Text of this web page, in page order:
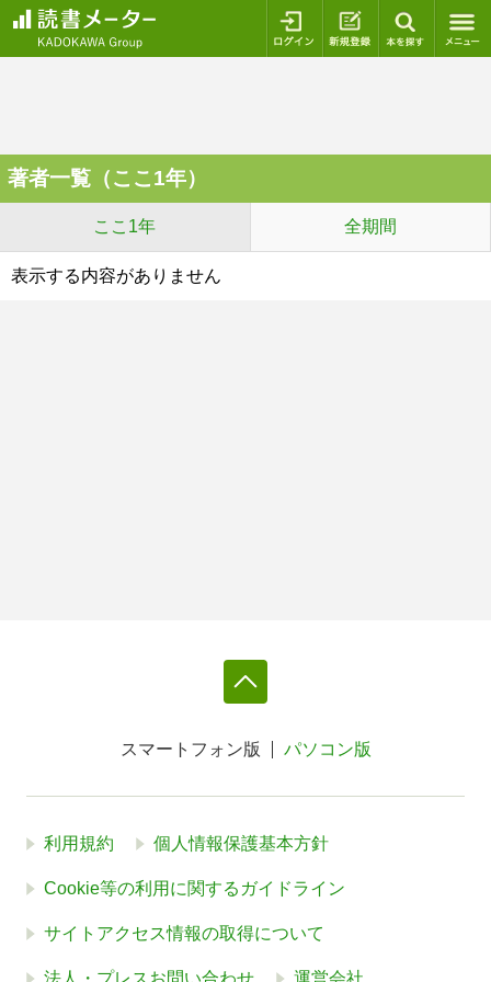
ログイン 新規登録
著者一覧（ここ1年）
ここ1年 全期間
表示する内容がありません
スマートフォン版 パソコン版
利用規約 個人情報保護基本方針
Cookie等の利用に関するガイドライン
サイトアクセス情報の取得について
法人・プレスお問い合わせ 運営会社